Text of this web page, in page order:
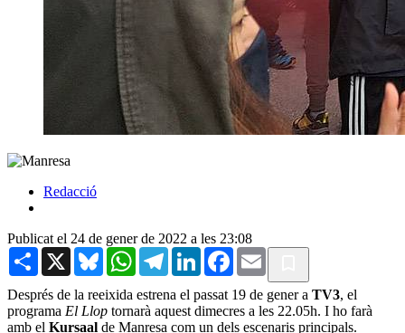
Redacció
Publicat el 24 de gener de 2022 a les 23:08
Share X BlueskyWhatsAppTelegramLinkedInFacebook
Email
Després de la reeixida estrena el passat 19 de gener a TV3, el
programa El Llop tornarà aquest dimecres a les 22.05h. I ho farà
amb el Kursaal de Manresa com un dels escenaris principals.